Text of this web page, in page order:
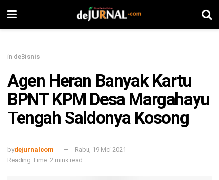
in deBisnis
Agen Heran Banyak Kartu
BPNT KPM Desa Margahayu
Tengah Saldonya Kosong
bydejurnalcom
Rabu, 19 Mei 2021
Reading Time: 2 mins read